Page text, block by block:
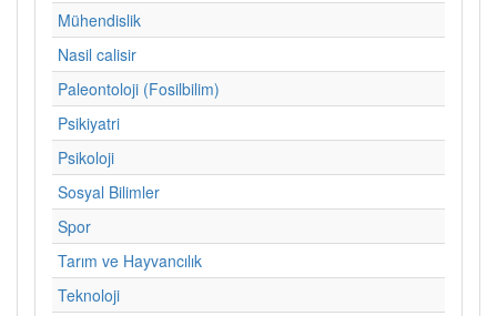
Mühendislik
Nasil calisir
Paleontoloji (Fosilbilim)
Psikiyatri
Psikoloji
Sosyal Bilimler
Spor
Tarım ve Hayvancılık
Teknoloji